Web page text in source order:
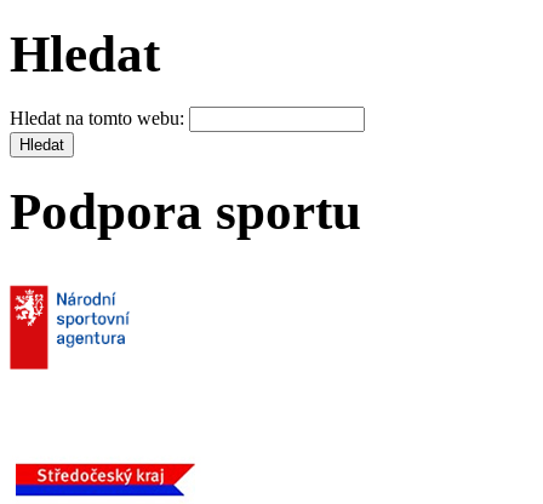
Hledat
Hledat na tomto webu:
Podpora sportu